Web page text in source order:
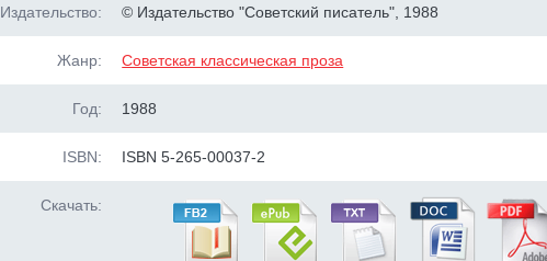
Издательство: © Издательство "Советский писатель", 1988
Жанр: Советская классическая проза
Год: 1988
ISBN: ISBN 5-265-00037-2
Скачать: